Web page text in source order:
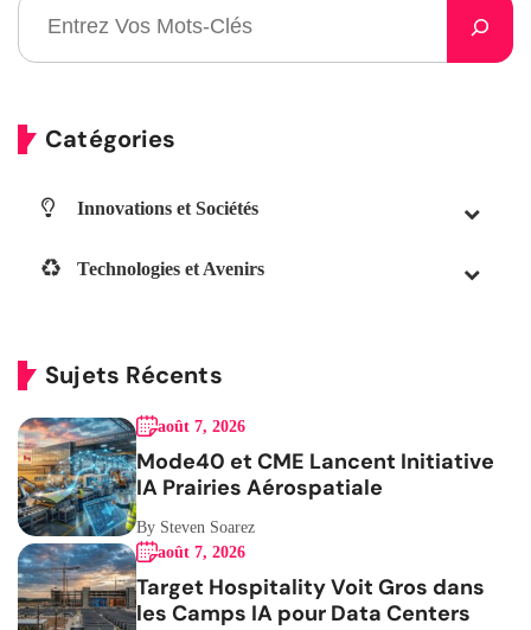
Catégories
Innovations et Sociétés
Technologies et Avenirs
Sujets Récents
août 7, 2026
Mode40 et CME Lancent Initiative
IA Prairies Aérospatiale
By Steven Soarez
août 7, 2026
Target Hospitality Voit Gros dans
les Camps IA pour Data Centers